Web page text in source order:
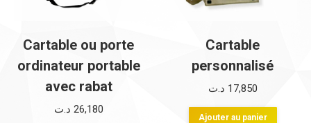
Cartable ou porte
ordinateur portable
avec rabat
26,180 د.ت
Cartable
personnalisé
17,850 د.ت
Ajouter au panier